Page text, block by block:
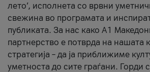
лето’, исполнета со врвни
свежина во програмата и
публиката. За нас како A1
партнерство е потврда на нашата
стратегија – да ја приближиме
уметноста до сите граѓани. Горди